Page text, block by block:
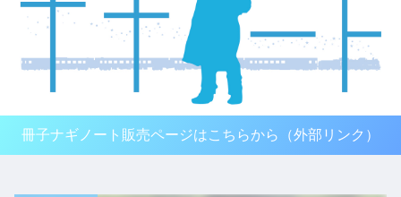
冊子ナギノート販売ページはこちらから（外部リンク）